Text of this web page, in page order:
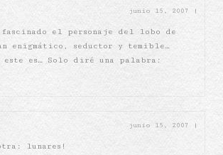
junio 15, 2007 |
fascinado el personaje del lobo de
enigmático, seductor y temible…
este es… Solo diré una palabra:
junio 15, 2007 |
lunares!